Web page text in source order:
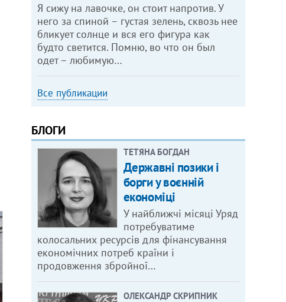
Я сижу на лавочке, он стоит напротив. У
него за спиной – густая зелень, сквозь нее
бликует солнце и вся его фигура как
будто светится. Помню, во что он был
одет – любимую…
Все публикации
БЛОГИ
ТЕТЯНА БОГДАН
Державні позики і
борги у воєнній
економіці
У найближчі місяці Уряд
потребуватиме
колосальних ресурсів для фінансування
економічних потреб країни і
продовження збройної…
ОЛЕКСАНДР СКРИПНИК